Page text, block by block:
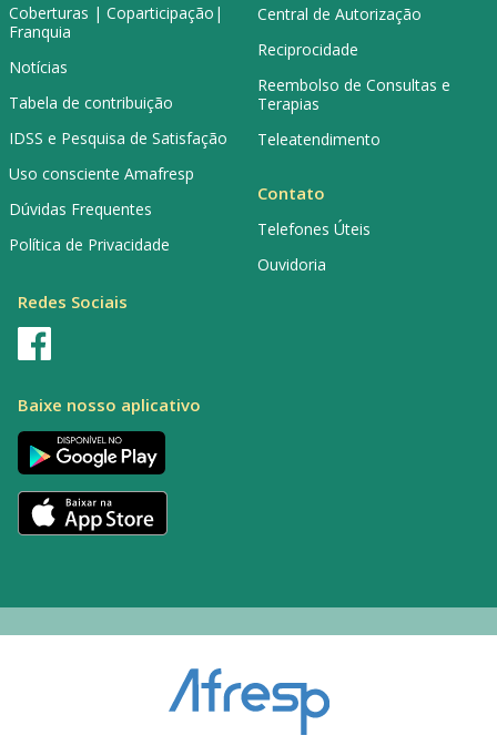
Coberturas | Coparticipação|
Franquia
Notícias
Tabela de contribuição
IDSS e Pesquisa de Satisfação
Uso consciente Amafresp
Dúvidas Frequentes
Política de Privacidade
Central de Autorização
Reciprocidade
Reembolso de Consultas e
Terapias
Teleatendimento
Contato
Telefones Úteis
Ouvidoria
Redes Sociais
Baixe nosso aplicativo